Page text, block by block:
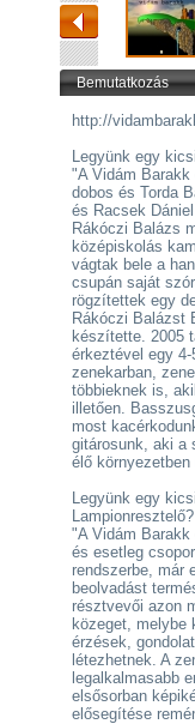
Bemutatkozás
http://
Legyünk egy
"A Vidám Barakk
dobos és Torda
és Racsek
Rákóczi Balázs
középiskolás
vágtak bele a
csupán saját
rögzítettek egy
Rákóczi Balázst
készítette. 2005
érkeztével egy
zenekarban,
többieknek is,
illetően.
most
gitárosunk, aki a
élő
Legyünk egy
Lampionresztelő?
"A Vidám
és esetleg
rendszerbe, már
beolvadást
résztvevői azon
közeget, melybe
érzések,
létezhetnek. A
legalkalmasabb
elsősorban
elősegítése